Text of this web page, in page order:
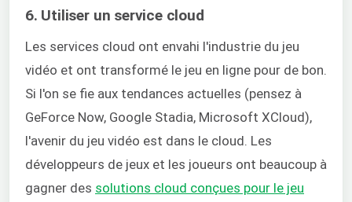
6. Utiliser un service cloud
Les services cloud ont envahi l'industrie du jeu
vidéo et ont transformé le jeu en ligne pour de bon.
Si l'on se fie aux tendances actuelles (pensez à
GeForce Now, Google Stadia, Microsoft XCloud),
l'avenir du jeu vidéo est dans le cloud. Les
développeurs de jeux et les joueurs ont beaucoup à
gagner des solutions cloud conçues pour le jeu